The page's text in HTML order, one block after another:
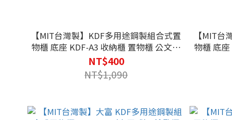
【MIT台灣製】KDF多用途鋼製組合式置
物櫃 底座 KDF-A3 收納櫃 置物櫃 公文櫃
密碼櫃 鑰匙櫃 鑰匙鎖 密碼鎖
NT$400
NT$1,090
【MIT
物櫃 底
密